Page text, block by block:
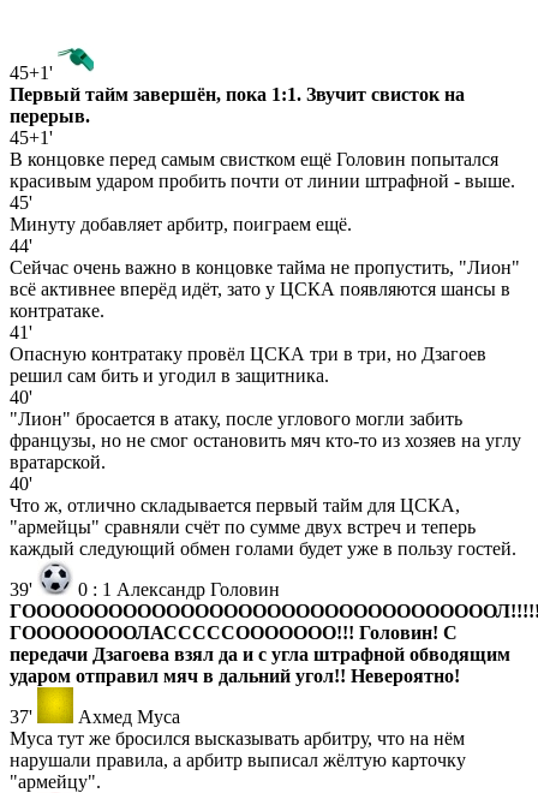
45+1'
Первый тайм завершён, пока 1:1. Звучит свисток на
перерыв.
45+1'
В концовке перед самым свистком ещё Головин попытался
красивым ударом пробить почти от линии штрафной - выше.
45'
Минуту добавляет арбитр, поиграем ещё.
44'
Сейчас очень важно в концовке тайма не пропустить, "Лион"
всё активнее вперёд идёт, зато у ЦСКА появляются шансы в
контратаке.
41'
Опасную контратаку провёл ЦСКА три в три, но Дзагоев
решил сам бить и угодил в защитника.
40'
"Лион" бросается в атаку, после углового могли забить
французы, но не смог остановить мяч кто-то из хозяев на углу
вратарской.
40'
Что ж, отлично складывается первый тайм для ЦСКА,
"армейцы" сравняли счёт по сумме двух встреч и теперь
каждый следующий обмен голами будет уже в пользу гостей.
39'
0 : 1 Александр Головин
ГООООООООЛАСССССООООООО!!! Головин! С
передачи Дзагоева взял да и с угла штрафной обводящим
ударом отправил мяч в дальний угол!! Невероятно!
37'
Ахмед Муса
Муса тут же бросился высказывать арбитру, что на нём
нарушали правила, а арбитр выписал жёлтую карточку
"армейцу".